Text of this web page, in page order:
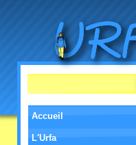
Accueil
L'Urfa